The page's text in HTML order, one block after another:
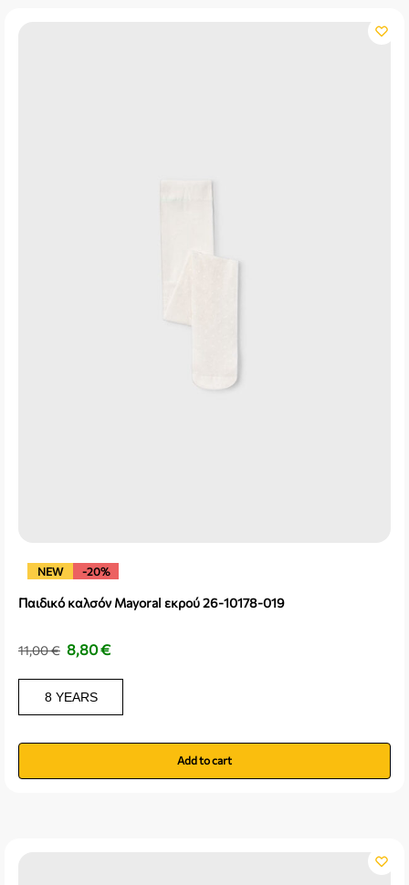
NEW -20%
Παιδικό καλσόν Mayoral εκρού 26-10178-019
11,00€ 8,80€
8 YEARS
Add to cart